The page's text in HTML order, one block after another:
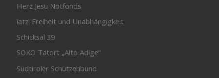
Herz Jesu Notfonds
iatz! Freiheit und Unabhängigkeit
Schicksal 39
SOKO Tatort „Alto Adige“
Südtiroler Schützenbund